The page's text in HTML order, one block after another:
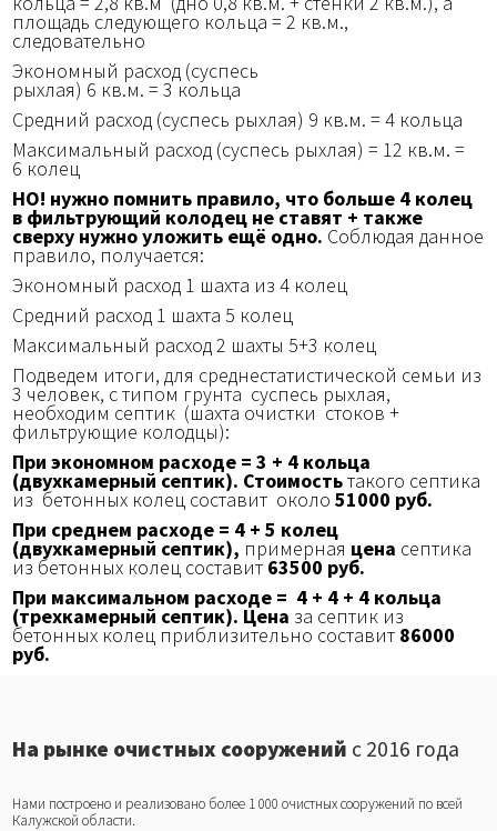
площадь следующего кольца = 2 кв.м.,
следовательно
Экономный расход (суспесь
рыхлая) 6 кв.м. = 3 кольца
Средний расход (суспесь рыхлая) 9 кв.м. = 4 кольца
Максимальный расход (суспесь рыхлая) = 12 кв.м. =
6 колец
НО! нужно помнить правило, что больше 4 колец
в фильтрующий колодец не ставят + также
сверху нужно уложить ещё одно. Соблюдая данное
правило, получается:
Экономный расход 1 шахта из 4 колец
Средний расход 1 шахта 5 колец
Максимальный расход 2 шахты 5+3 колец
Подведем итоги, для среднестатистической семьи из
3 человек, с типом грунта суспесь рыхлая,
необходим септик (шахта очистки стоков +
фильтрующие колодцы):
При экономном расходе = 3 + 4 кольца
(двухкамерный септик). Стоимостьтакого септика
из бетонных колец составит около51000 руб.
При среднем расходе = 4 + 5 колец
(двухкамерный септик), примерная цена септика
из бетонных колец составит 63500 руб.
При максимальном расходе = 4 + 4 + 4 кольца
(трехкамерный септик). Цена за септик из
бетонных колец приблизительно составит 86000
руб.
На рынке очистных сооружений с 2016 года
Нами построено и реализовано более 1 000 очистных сооружений по всей
Калужской области.